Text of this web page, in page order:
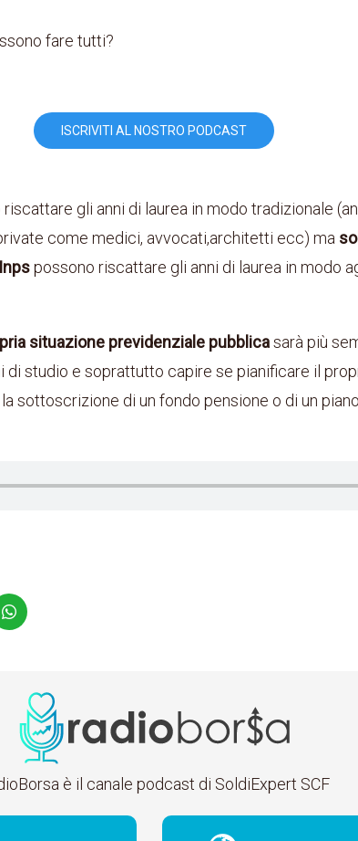
fare tutti?
ISCRIVITI AL NOSTRO PODCAST
gli anni di laurea in modo tradizionale
come medici, avvocati,architetti ecc) ma
possono riscattare gli anni di laurea in modo
situazione previdenziale pubblicasarà più
di studio e soprattutto capire se pianificare il
sottoscrizione di un fondo pensione o di un
è il canale podcast di SoldiExpert SCF